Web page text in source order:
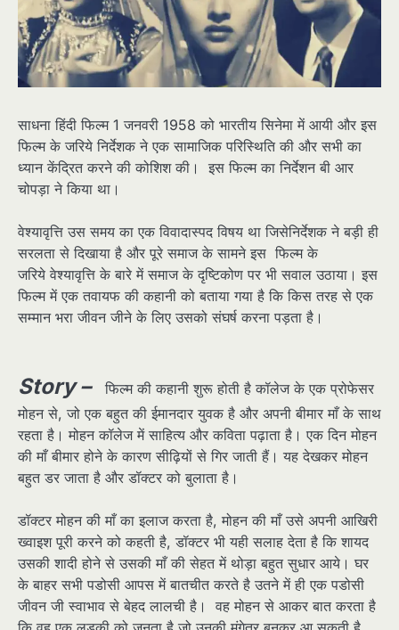
साधना हिंदी फिल्म 1 जनवरी 1958 को भारतीय सिनेमा में आयी और इस
फिल्म के जरिये निर्देशक ने एक सामाजिक परिस्थिति की और सभी का
ध्यान केंद्रित करने की कोशिश की। इस फिल्म का निर्देशन बी आर
चोपड़ा ने किया था।
वेश्यावृत्ति उस समय का एक विवादास्पद विषय था जिसेनिर्देशक ने बड़ी ही
सरलता से दिखाया है और पूरे समाज के सामने इस फिल्म के
जरिये वेश्यावृत्ति के बारे में समाज के दृष्टिकोण पर भी सवाल उठाया। इस
फिल्म में एक तवायफ की कहानी को बताया गया है कि किस तरह से एक
सम्मान भरा जीवन जीने के लिए उसको संघर्ष करना पड़ता है।
Story –
फिल्म की कहानी शुरू होती है कॉलेज के एक प्रोफेसर
मोहन से, जो एक बहुत की ईमानदार युवक है और अपनी बीमार माँ के साथ
रहता है। मोहन कॉलेज में साहित्य और कविता पढ़ाता है। एक दिन मोहन
की माँ बीमार होने के कारण सीढ़ियों से गिर जाती हैं। यह देखकर मोहन
बहुत डर जाता है और डॉक्टर को बुलाता है।
डॉक्टर मोहन की माँ का इलाज करता है, मोहन की माँ उसे अपनी आखिरी
ख्वाइश पूरी करने को कहती है, डॉक्टर भी यही सलाह देता है कि शायद
उसकी शादी होने से उसकी माँ की सेहत में थोड़ा बहुत सुधार आये। घर
के बाहर सभी पडोसी आपस में बातचीत करते है उतने में ही एक पडोसी
जीवन जी स्वाभाव से बेहद लालची है। वह मोहन से आकर बात करता है